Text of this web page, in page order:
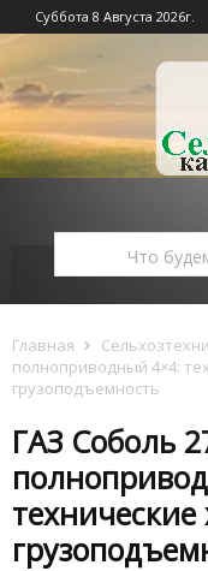
Суббота 8 Августа 2026г.
Главная
полноприводный 4×4:
грузоподъемность
ГАЗ Соболь